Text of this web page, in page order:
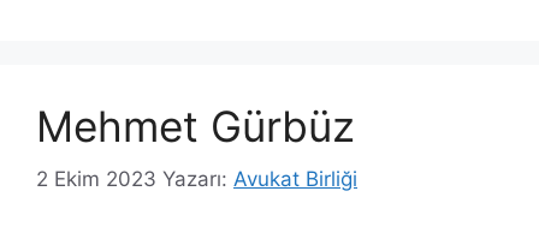
Mehmet Gürbüz
2 Ekim 2023 Yazarı: Avukat Birliği